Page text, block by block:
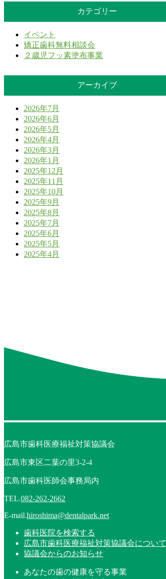
カテゴリー
イベント
矯正歯科無料相談会
２歳児フッ素塗布事業
アーカイブ
2026年7月
2026年6月
2026年5月
2026年4月
2026年3月
2026年1月
2025年12月
2025年11月
2025年10月
2025年9月
2025年8月
2025年7月
2025年6月
2025年5月
2025年4月
広島市歯科医療福祉対策協議会
広島市東区二葉の里3-2-4
広島市歯科医師会事務局内
TEL.082-262-2662
E-mail.hiroshima@dentalpark.net
歯科医院を検索する
広島市歯科医療福祉対策協議会について
協議会からのお知らせ
あなたの歯の健康を守る事業